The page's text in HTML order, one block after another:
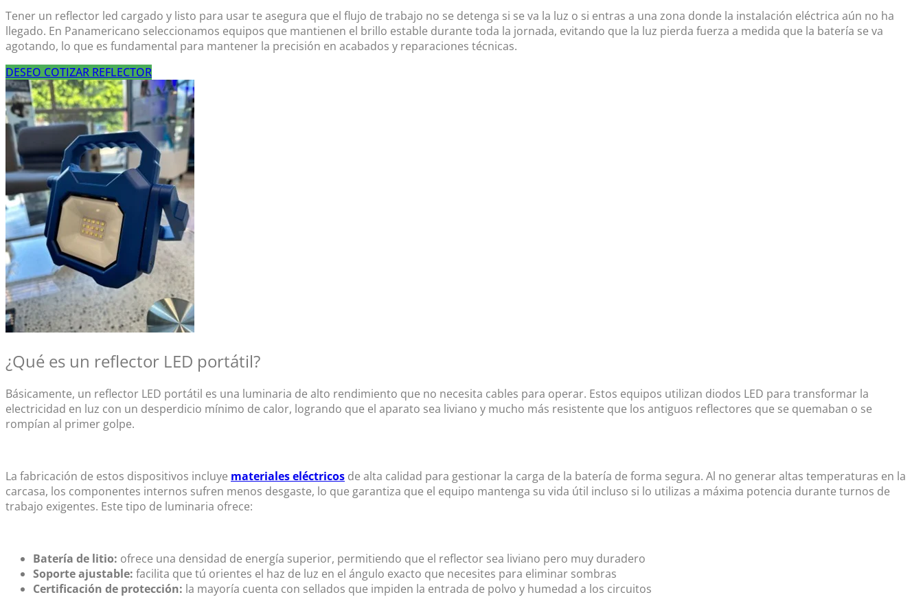
Tener un reflector led cargado y listo para usar te asegura que el flujo de trabajo no se detenga si se va la luz o si entras a una zona donde la instalación eléctrica aún no ha
llegado. En Panamericano seleccionamos equipos que mantienen el brillo estable durante toda la jornada, evitando que la luz pierda fuerza a medida que la batería se va
agotando, lo que es fundamental para mantener la precisión en acabados y reparaciones técnicas.
DESEO COTIZAR REFLECTOR
¿Qué es un reflector LED portátil?
Básicamente, un reflector LED portátil es una luminaria de alto rendimiento que no necesita cables para operar. Estos equipos utilizan diodos LED para transformar la
electricidad en luz con un desperdicio mínimo de calor, logrando que el aparato sea liviano y mucho más resistente que los antiguos reflectores que se quemaban o se
rompían al primer golpe.
La fabricación de estos dispositivos incluye materiales eléctricos de alta calidad para gestionar la carga de la batería de forma segura. Al no generar altas temperaturas en la
carcasa, los componentes internos sufren menos desgaste, lo que garantiza que el equipo mantenga su vida útil incluso si lo utilizas a máxima potencia durante turnos de
trabajo exigentes. Este tipo de luminaria ofrece:
Batería de litio: ofrece una densidad de energía superior, permitiendo que el reflector sea liviano pero muy duradero
Soporte ajustable: facilita que tú orientes el haz de luz en el ángulo exacto que necesites para eliminar sombras
Certificación de protección: la mayoría cuenta con sellados que impiden la entrada de polvo y humedad a los circuitos